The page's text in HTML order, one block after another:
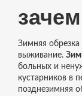
Зимняя
выживание.
больных и
кустарников в
позднезимняя